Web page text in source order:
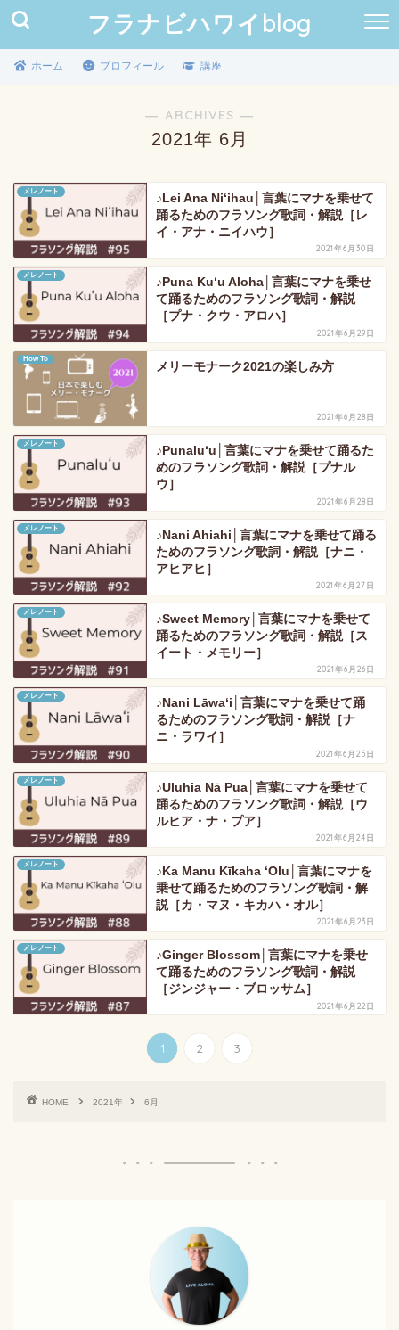
フラナビハワイblog
ホーム プロフィール 講座
― ARCHIVES ―
2021年 6月
メレノート
♪Lei Ana Niʻihau│言葉にマナを乗せて
踊るためのフラソング歌詞・解説［レ
イ・アナ・ニイハウ］
2021年6月30日
メレノート
♪Puna Kuʻu Aloha│言葉にマナを乗せ
て踊るためのフラソング歌詞・解説
［プナ・クウ・アロハ］
2021年6月29日
How To
メリーモナーク2021の楽しみ方
2021年6月28日
メレノート
♪Punaluʻu│言葉にマナを乗せて踊るた
めのフラソング歌詞・解説［プナル
ウ］
2021年6月28日
メレノート
♪Nani Ahiahi│言葉にマナを乗せて踊る
ためのフラソング歌詞・解説［ナニ・
アヒアヒ］
2021年6月27日
メレノート
♪Sweet Memory│言葉にマナを乗せて
踊るためのフラソング歌詞・解説［ス
イート・メモリー］
2021年6月26日
メレノート
♪Nani Lāwaʻi│言葉にマナを乗せて踊
るためのフラソング歌詞・解説［ナ
ニ・ラワイ］
2021年6月25日
メレノート
♪Uluhia Nā Pua│言葉にマナを乗せて
踊るためのフラソング歌詞・解説［ウ
ルヒア・ナ・プア］
2021年6月24日
メレノート
♪Ka Manu Kīkaha ʻOlu│言葉にマナを
乗せて踊るためのフラソング歌詞・解
説［カ・マヌ・キカハ・オル］
2021年6月23日
メレノート
♪Ginger Blossom│言葉にマナを乗せ
て踊るためのフラソング歌詞・解説
［ジンジャー・ブロッサム］
2021年6月22日
1 2 3
HOME 2021年 6月